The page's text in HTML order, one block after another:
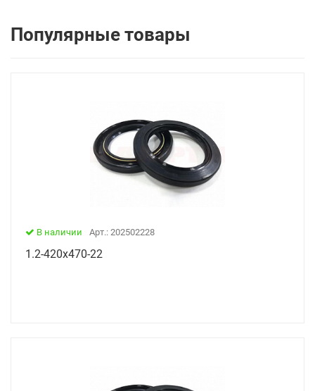
Популярные товары
В наличии Арт.: 202502228
1.2-420х470-22